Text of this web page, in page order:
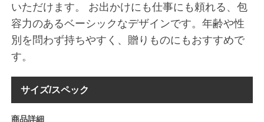
いただけます。 お出かけにも仕事にも頼れる、包
容力のあるベーシックなデザインです。年齢や性
別を問わず持ちやすく、贈りものにもおすすめで
す。
サイズ/スペック
商品詳細